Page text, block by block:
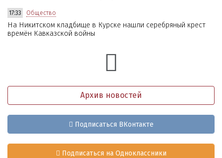
17:33 Общество
На Никитском кладбище в Курске нашли серебряный крест
времён Кавказской войны
Архив новостей
Подписаться ВКонтакте
Подписаться на Одноклассники